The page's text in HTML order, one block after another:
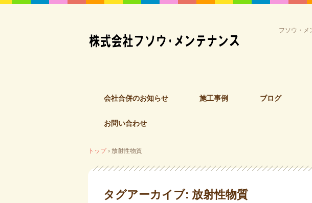
フソウ・メ
会社合併のお知らせ 施工事例 ブログ
お問い合わせ
トップ › 放射性物質
タグアーカイブ: 放射性物質